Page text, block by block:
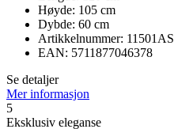
Høyde: 105 cm
Dybde: 60 cm
Artikkelnummer: 11501AS
EAN: 5711877046378
Se detaljer
Mer informasjon
5
Eksklusiv eleganse